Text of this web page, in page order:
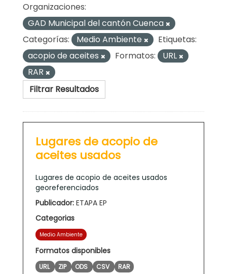
Organizaciones:
GAD Municipal del cantón Cuenca
Categorías:
Medio Ambiente
Etiquetas:
acopio de aceites
Formatos:
URL
RAR
Filtrar Resultados
Lugares de acopio de
aceites usados
Lugares de acopio de aceites usados
georeferenciados
Publicador: ETAPA EP
Categorias
Medio Ambiente
Formatos disponibles
URL ZIP ODS CSV RAR